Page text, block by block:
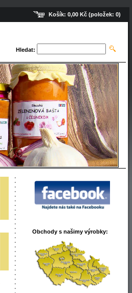
Hledat:
Obchody s našimyvýrobky:
Košík: 0,00 Kč (položek: 0)